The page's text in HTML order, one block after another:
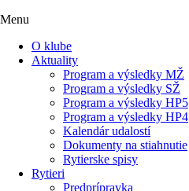
Menu
O klube
Aktuality
Program a výsledky MŽ
Program a výsledky SŽ
Program a výsledky HP5
Program a výsledky HP4
Kalendár udalostí
Dokumenty na stiahnutie
Rytierske spisy
Rytieri
Predprípravka